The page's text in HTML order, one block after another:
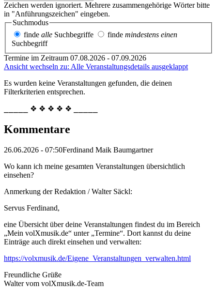
Zeichen werden ignoriert. Mehrere zusammengehörige Wörter bitte
in "Anführungszeichen" eingeben.
Suchmodus
finde alle Suchbegriffe finde mindestens einen
Suchbegriff
Termine im Zeitraum 07.08.2026 - 07.09.2026
Ansicht wechseln zu: Alle Veranstaltungsdetails ausgeklappt
Es wurden keine Veranstaltungen gefunden, die deinen
Filterkriterien entsprechen.
⎯⎯⎯⎯⎯ ❖ ❖ ❖ ❖ ❖ ⎯⎯⎯⎯⎯
Kommentare
26.06.2026 - 07:50Ferdinand Maik Baumgartner
Wo kann ich meine gesamten Veranstaltungen übersichtlich
einsehen?
Anmerkung der Redaktion /Walter Säckl:
Servus Ferdinand,
eine Übersicht über deine Veranstaltungen findest du im Bereich
„Mein volXmusik.de“ unter „Termine“. Dort kannst du deine
Einträge auch direkt einsehen und verwalten:
https://volxmusik.de/Eigene_Veranstaltungen_verwalten.html
Freundliche Grüße
Walter vom volXmusik.de-Team